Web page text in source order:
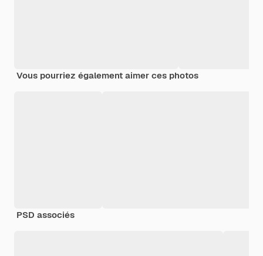
Vous pourriez également aimer ces photos
PSD associés